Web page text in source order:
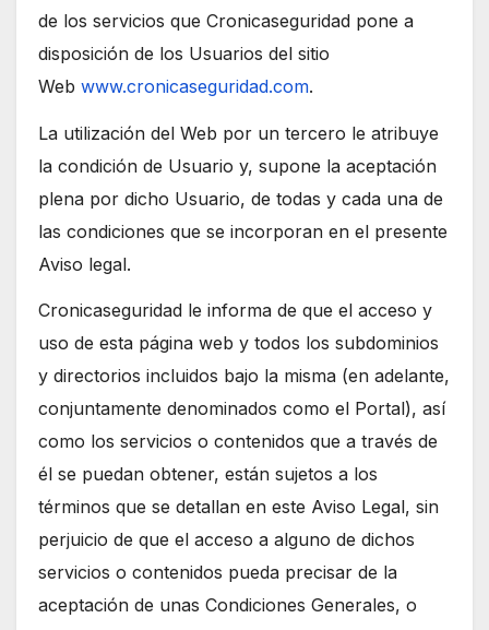
de los servicios que Cronicaseguridad pone a
disposición de los Usuarios del sitio
Web www.cronicaseguridad.com.
La utilización del Web por un tercero le atribuye
la condición de Usuario y, supone la aceptación
plena por dicho Usuario, de todas y cada una de
las condiciones que se incorporan en el presente
Aviso legal.
Cronicaseguridad le informa de que el acceso y
uso de esta página web y todos los subdominios
y directorios incluidos bajo la misma (en adelante,
conjuntamente denominados como el Portal), así
como los servicios o contenidos que a través de
él se puedan obtener, están sujetos a los
términos que se detallan en este Aviso Legal, sin
perjuicio de que el acceso a alguno de dichos
servicios o contenidos pueda precisar de la
aceptación de unas Condiciones Generales, o